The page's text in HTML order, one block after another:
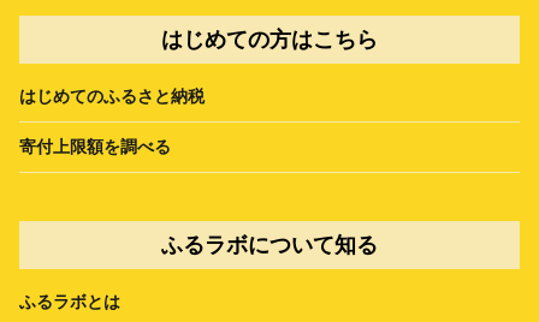
はじめての方はこちら
はじめてのふるさと納税
寄付上限額を調べる
ふるラボについて知る
ふるラボとは